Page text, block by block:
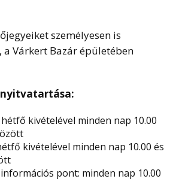
személyesen is
Várkert Bazár épületében
kivételével minden nap 10.00
kivételével minden nap 10.00 és
pont: minden nap 10.00